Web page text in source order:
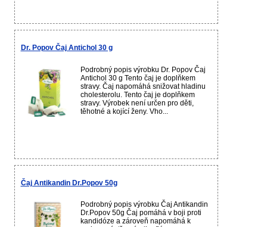
Dr. Popov Čaj Antichol 30 g
Podrobný popis výrobku Dr. Popov Čaj
Antichol 30 g Tento čaj je doplňkem
stravy. Čaj napomáhá snižovat hladinu
cholesterolu. Tento čaj je doplňkem
stravy. Výrobek není určen pro děti,
těhotné a kojící ženy. Vho...
Čaj Antikandin Dr.Popov 50g
Podrobný popis výrobku Čaj Antikandin
Dr.Popov 50g Čaj pomáhá v boji proti
kandidóze a zároveň napomáhá k